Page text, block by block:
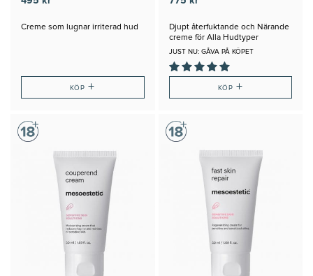
Creme som lugnar irriterad hud
KÖP+
Djupt återfuktande och Närande
creme för Alla Hudtyper
JUST NU: GÅVA PÅ KÖPET
KÖP +